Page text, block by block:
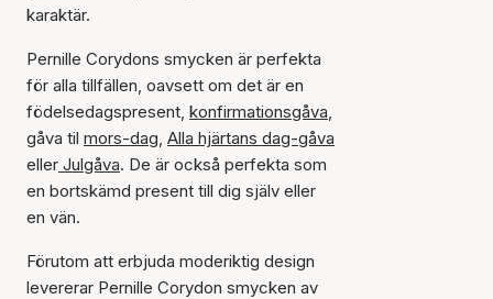
karaktär.
Pernille Corydons smycken är perfekta
för alla tillfällen, oavsett om det är en
födelsedagspresent, konfirmationsgåva,
gåva til mors-dag, Alla hjärtans dag-gåva
eller Julgåva. De är också perfekta som
en bortskämd present till dig själv eller
en vän.
Förutom att erbjuda moderiktig design
levererar Pernille Corydon smycken av